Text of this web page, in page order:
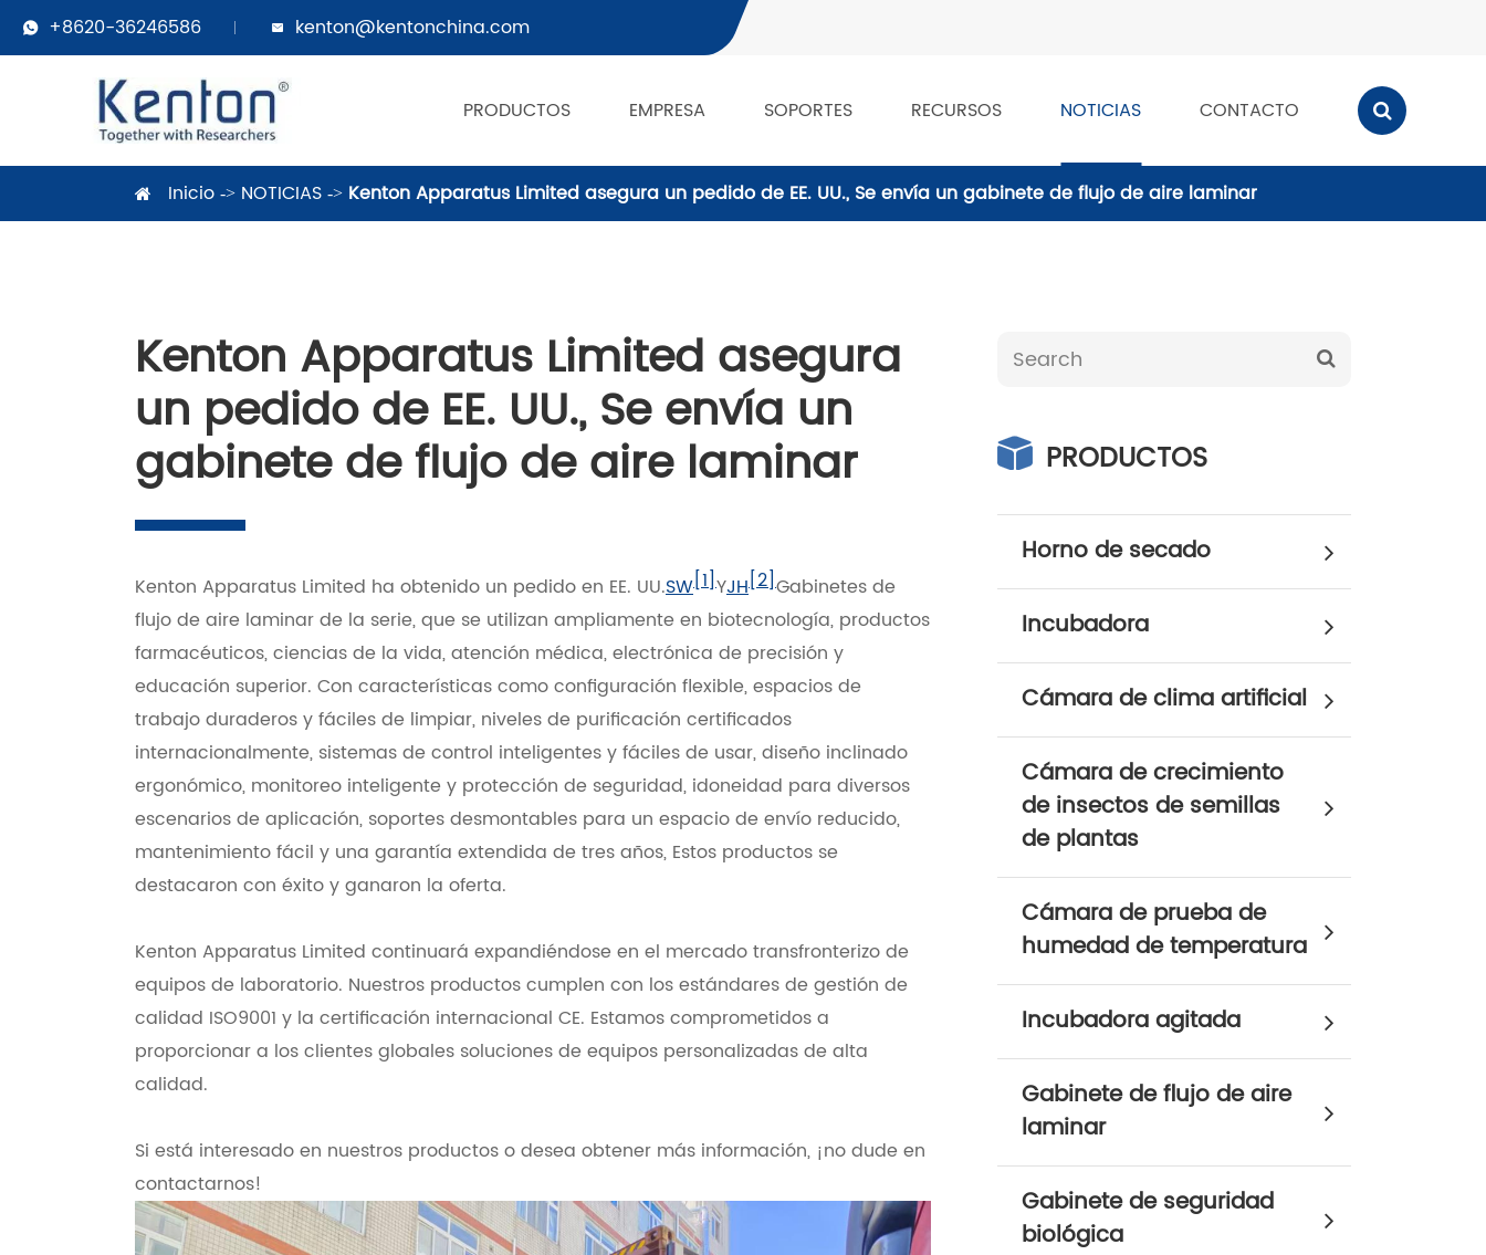
 +8620-36246586  kenton@kentonchina.com
PRODUCTOS EMPRESA SOPORTES RECURSOS NOTICIAS CONTACTO
Inicio NOTICIAS Kenton Apparatus Limited asegura un pedido de EE. UU., Se envía un gabinete de flujo de aire laminar
Kenton Apparatus Limited asegura
un pedido de EE. UU., Se envía un
gabinete de flujo de aire laminar
Kenton Apparatus Limited ha obtenido un pedido en EE. UU.SW[1]YJH[2]Gabinetes de
flujo de aire laminar de la serie, que se utilizan ampliamente en biotecnología, productos
farmacéuticos, ciencias de la vida, atención médica, electrónica de precisión y
educación superior. Con características como configuración flexible, espacios de
trabajo duraderos y fáciles de limpiar, niveles de purificación certificados
internacionalmente, sistemas de control inteligentes y fáciles de usar, diseño inclinado
ergonómico, monitoreo inteligente y protección de seguridad, idoneidad para diversos
escenarios de aplicación, soportes desmontables para un espacio de envío reducido,
mantenimiento fácil y una garantía extendida de tres años, Estos productos se
destacaron con éxito y ganaron la oferta.
Kenton Apparatus Limited continuará expandiéndose en el mercado transfronterizo de
equipos de laboratorio. Nuestros productos cumplen con los estándares de gestión de
calidad ISO9001 y la certificación internacional CE. Estamos comprometidos a
proporcionar a los clientes globales soluciones de equipos personalizadas de alta
calidad.
Si está interesado en nuestros productos o desea obtener más información, ¡no dude en
contactarnos!
PRODUCTOS
Horno de secado
Incubadora
Cámara de clima artificial
Cámara de crecimiento
de insectos de semillas
de plantas
Cámara de prueba de
humedad de temperatura
Incubadora agitada
Gabinete de flujo de aire
laminar
Gabinete de seguridad
biológica